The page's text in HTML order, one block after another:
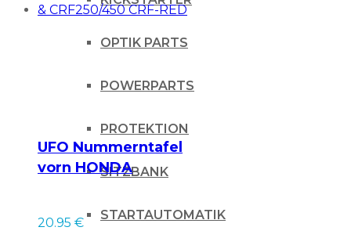
OPTIK PARTS
POWERPARTS
PROTEKTION
SITZBANK
STARTAUTOMATIK
UFO Nummerntafel
vorn HONDA
CRF250/450 CRF-
RED
20.95 €